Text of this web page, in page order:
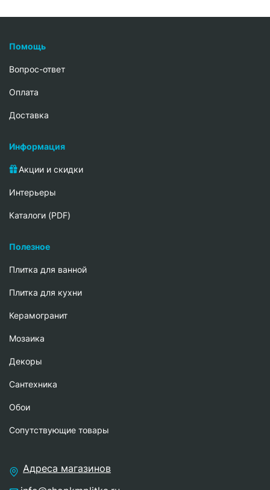
Помощь
Вопрос-ответ
Oплата
Доставка
Информация
Акции и скидки
Интерьеры
Каталоги (PDF)
Полезное
Плитка для ванной
Плитка для кухни
Керамогранит
Мозаика
Декоры
Сантехника
Обои
Сопутствующие товары
Адреса магазинов